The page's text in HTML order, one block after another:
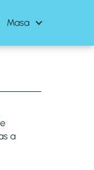
Masa
a